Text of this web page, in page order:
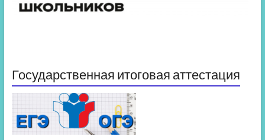
Государственная итоговая аттестация